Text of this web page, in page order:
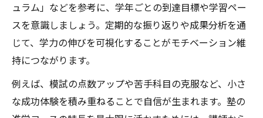
ュラム」などを参考に、学年ごとの到達目標や学習ペー
スを意識しましょう。定期的な振り返りや成果分析を通
じて、学力の伸びを可視化することがモチベーション維
持につながります。
例えば、模試の点数アップや苦手科目の克服など、小さ
な成功体験を積み重ねることで自信が生まれます。塾の